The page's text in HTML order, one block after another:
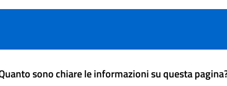
sono chiare le informazioni su questa